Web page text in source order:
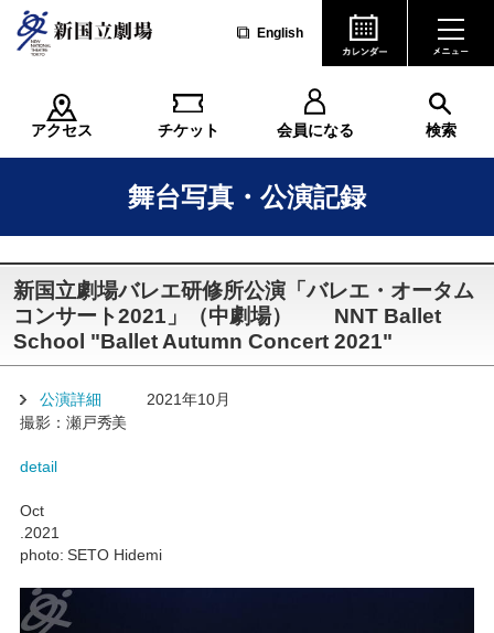
English
アクセス チケット 会員になる 検索
舞台写真・公演記録
新国立劇場バレエ研修所公演「バレエ・オータム
コンサート2021」（中劇場） NNT Ballet
School "Ballet Autumn Concert 2021"
公演詳細
2021年10月
撮影：瀬戸秀美
detail
Oct
.2021
photo: SETO Hidemi